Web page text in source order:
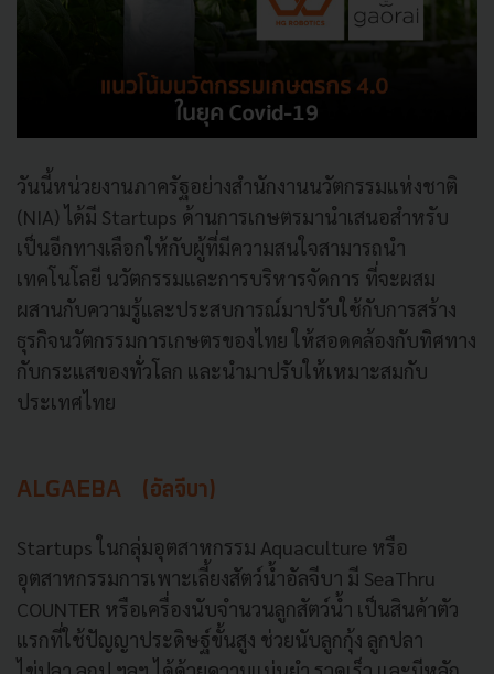
วันนี้หน่วยงานภาครัฐอย่างสำนักงานนวัตกรรมแห่งชาติ
(NIA) ได้มี Startups ด้านการเกษตรมานำเสนอสำหรับ
เป็นอีกทางเลือกให้กับผู้ที่มีความสนใจสามารถนำ
เทคโนโลยี นวัตกรรมและการบริหารจัดการ ที่จะผสม
ผสานกับความรู้และประสบการณ์มาปรับใช้กับการสร้าง
ธุรกิจนวัตกรรมการเกษตรของไทย ให้สอดคล้องกับทิศทาง
กับกระแสของทั่วโลก และนำมาปรับให้เหมาะสมกับ
ประเทศไทย
ALGAEBA (อัลจีบา)
Startups ในกลุ่มอุตสาหกรรม Aquaculture หรือ
อุตสาหกรรมการเพาะเลี้ยงสัตว์น้ำอัลจีบา มี SeaThru
COUNTER หรือเครื่องนับจำนวนลูกสัตว์น้ำ เป็นสินค้าตัว
แรกที่ใช้ปัญญาประดิษฐ์ขั้นสูง ช่วยนับลูกกุ้ง ลูกปลา